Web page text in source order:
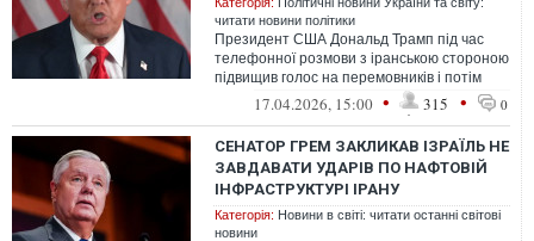
читати новини політики
Президент США Дональд Трамп під час
телефонної розмови з іранською стороною
підвищив голос на перемовників і потім
охрип.17.04.2026, 15:00 • 315 • 0
СЕНАТОР ГРЕМ ЗАКЛИКАВ ІЗРАЇЛЬ НЕ
ЗАВДАВАТИ УДАРІВ ПО НАФТОВІЙ
ІНФРАСТРУКТУРІ ІРАНУ
Категорія: Новини в світі: читати останні світові
новини